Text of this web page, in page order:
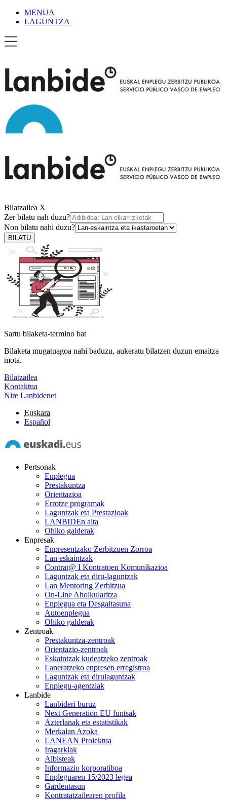
MENUA
LAGUNTZA
Bilatzailea X
Zer bilatu nah duzu?
Non bilatu nahi duzu?
BILATU
Sartu bilaketa-termino bat
Bilaketa mugatuagoa nahi baduzu, aukeratu bilatzen duzun emaitza
mota.
Bilatzailea
Kontaktua
Nire Lanbidenet
Euskara
Español
Pertsonak
Enplegua
Prestakuntza
Orientazioa
Errotze programak
Laguntzak eta Prestazioak
LANBIDEn alta
Ohiko galderak
Enpresak
Enpresentzako Zerbitzuen Zorroa
Lan eskaintzak
Contrat@ I Kontratoen Komunikazioa
Laguntzak eta diru-laguntzak
Lan Mentoring Zerbitzua
On-Line Aholkularitza
Enplegua eta Desgaitasuna
Autoenplegua
Ohiko galderak
Zentroak
Prestakuntza-zentroak
Orientazio-zentroak
Eskaintzak kudeatzeko zentroak
Laneratzeko enpresen erregistroa
Laguntzak eta dirulaguntzak
Enplegu-agentziak
Lanbide
Lanbideri buruz
Next Generation EU funtsak
Azterlanak eta estatistikak
Merkalan Azoka
LANEAN Proiektua
Iragarkiak
Albisteak
Informazio korporatiboa
Enpleguaren 15/2023 legea
Gardentasun
Kontratatzailearen profila